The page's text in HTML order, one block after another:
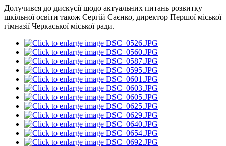
Долучився до дискусії щодо актуальних питань розвитку
шкільної освіти також Сергій Саєнко, директор Першої міської
гімназії Черкаської міської ради.